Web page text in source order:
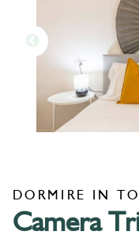
DORMIRE IN
Camera